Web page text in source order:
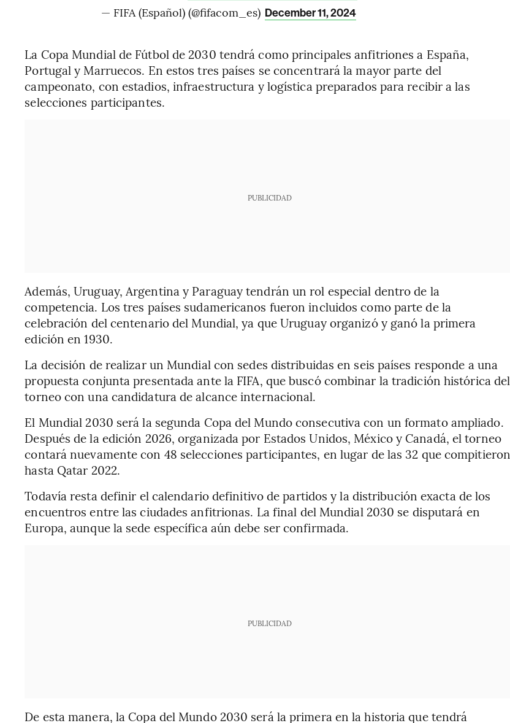
— FIFA (Español) (@fifacom_es) December 11, 2024
La Copa Mundial de Fútbol de 2030 tendrá como principales anfitriones a España,
Portugal y Marruecos. En estos tres países se concentrará la mayor parte del
campeonato, con estadios, infraestructura y logística preparados para recibir a las
selecciones participantes.
PUBLICIDAD
Además, Uruguay, Argentina y Paraguay tendrán un rol especial dentro de la
competencia. Los tres países sudamericanos fueron incluidos como parte de la
celebración del centenario del Mundial, ya que Uruguay organizó y ganó la primera
edición en 1930.
La decisión de realizar un Mundial con sedes distribuidas en seis países responde a una
propuesta conjunta presentada ante la FIFA, que buscó combinar la tradición histórica del
torneo con una candidatura de alcance internacional.
El Mundial 2030 será la segunda Copa del Mundo consecutiva con un formato ampliado.
Después de la edición 2026, organizada por Estados Unidos, México y Canadá, el torneo
contará nuevamente con 48 selecciones participantes, en lugar de las 32 que compitieron
hasta Qatar 2022.
Todavía resta definir el calendario definitivo de partidos y la distribución exacta de los
encuentros entre las ciudades anfitrionas. La final del Mundial 2030 se disputará en
Europa, aunque la sede específica aún debe ser confirmada.
PUBLICIDAD
De esta manera, la Copa del Mundo 2030 será la primera en la historia que tendrá